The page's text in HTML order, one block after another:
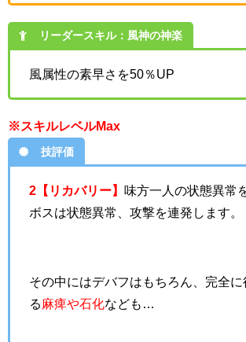
リーダースキル：風神の神楽
風属性の素早さを50％UP
※スキルレベルMax
技評価
2【リカバリー】 味方一人の状態異常
ボスは状態異常、攻撃を連発します。
その中にはデバフはもちろん、完全
る 麻痺や石化なども…